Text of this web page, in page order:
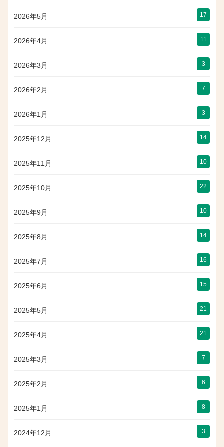
2026年5月 17
2026年4月 11
2026年3月 3
2026年2月 7
2026年1月 3
2025年12月 14
2025年11月 10
2025年10月 22
2025年9月 10
2025年8月 14
2025年7月 16
2025年6月 15
2025年5月 21
2025年4月 21
2025年3月 7
2025年2月 6
2025年1月 8
2024年12月 3